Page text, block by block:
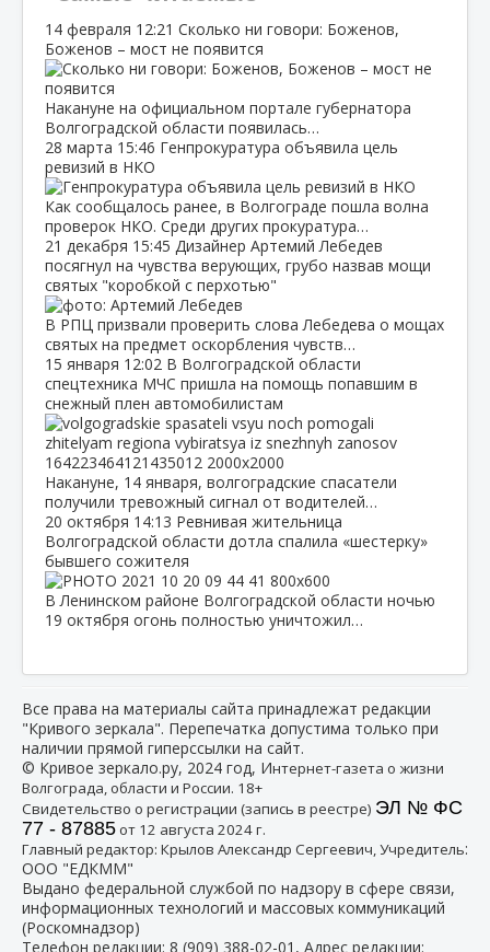
14 февраля 12:21 Сколько ни говори: Боженов,
Боженов – мост не появится
Накануне на официальном портале губернатора
Волгоградской области появилась…
28 марта 15:46 Генпрокуратура объявила цель
ревизий в НКО
Как сообщалось ранее, в Волгограде пошла волна
проверок НКО. Среди других прокуратура…
21 декабря 15:45 Дизайнер Артемий Лебедев
посягнул на чувства верующих, грубо назвав мощи
святых "коробкой с перхотью"
В РПЦ призвали проверить слова Лебедева о мощах
святых на предмет оскорбления чувств…
15 января 12:02 В Волгоградской области
спецтехника МЧС пришла на помощь попавшим в
снежный плен автомобилистам
Накануне, 14 января, волгоградские спасатели
получили тревожный сигнал от водителей…
20 октября 14:13 Ревнивая жительница
Волгоградской области дотла спалила «шестерку»
бывшего сожителя
В Ленинском районе Волгоградской области ночью
19 октября огонь полностью уничтожил…
Все права на материалы сайта принадлежат редакции
"Кривого зеркала". Перепечатка допустима только при
наличии прямой гиперссылки на сайт.
© Кривое зеркало.ру, 2024 год, Интернет-газета о жизни
Волгограда, области и России. 18+
Свидетельство о регистрации (запись в реестре) ЭЛ № ФС
77 - 87885от 12 августа 2024 г.
Главный редактор: Крылов Александр Сергеевич, Учредитель:
ООО "ЕДКММ"
Выдано федеральной службой по надзору в сфере связи,
информационных технологий и массовых коммуникаций
(Роскомнадзор)
Телефон редакции: 8 (909) 388-02-01 , Адрес редакции: